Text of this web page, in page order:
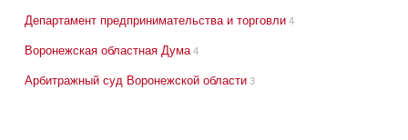
Департамент предпринимательства и торговли 4
Воронежская областная Дума 4
Арбитражный суд Воронежской области 3